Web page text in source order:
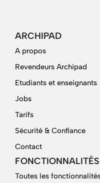
ARCHIPAD
A propos
Revendeurs Archipad
Etudiants et enseignants
Jobs
Tarifs
Sécurité & Confiance
Contact
FONCTIONNALITÉS
Toutes les